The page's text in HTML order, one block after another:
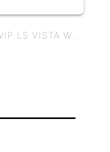
CARHARTT WIP LS VISTA WAFFLE T-SHIRT BLACK GARMENT DYED